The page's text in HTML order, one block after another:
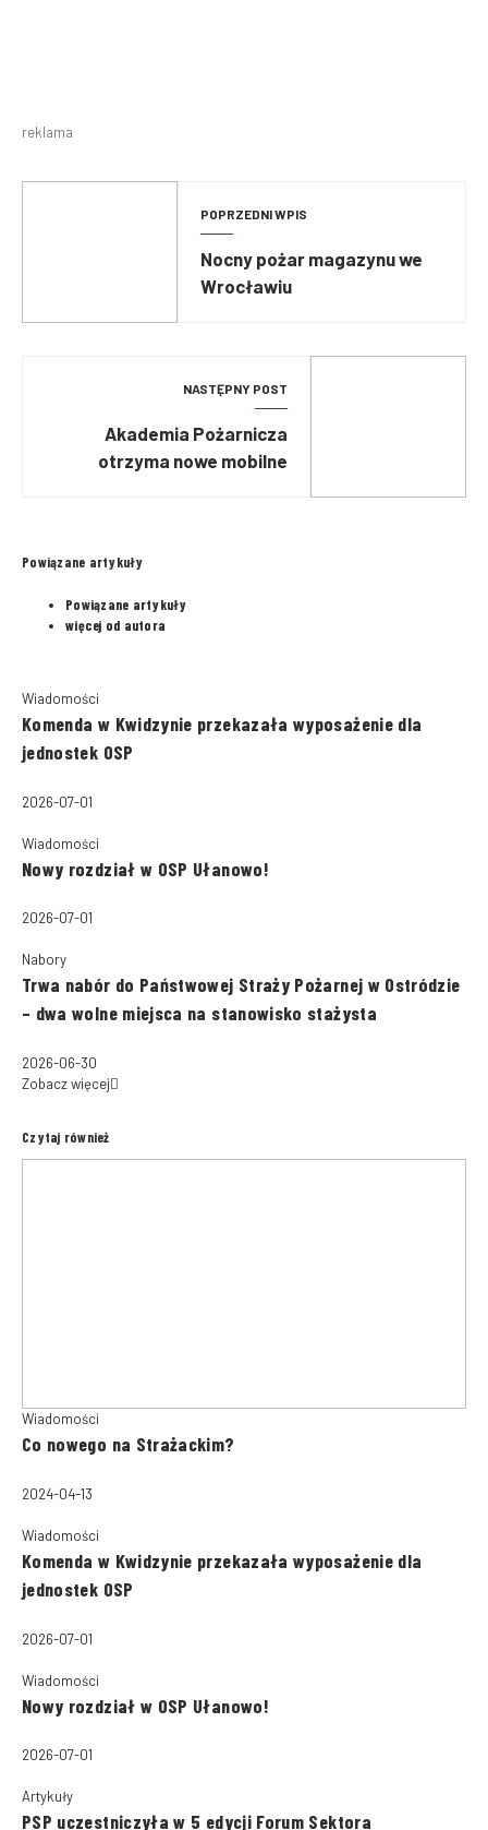
reklama
POPRZEDNI WPIS
Nocny pożar magazynu we
Wrocławiu
NASTĘPNY POST
Akademia Pożarnicza
otrzyma nowe mobilne
Powiązane artykuły
Powiązane artykuły
więcej od autora
Wiadomości
Komenda w Kwidzynie przekazała wyposażenie dla
jednostek OSP
2026-07-01
Wiadomości
Nowy rozdział w OSP Ułanowo!
2026-07-01
Nabory
Trwa nabór do Państwowej Straży Pożarnej w Ostródzie
– dwa wolne miejsca na stanowisko stażysta
2026-06-30
Zobacz więcej
Czytaj również
Wiadomości
Co nowego na Strażackim?
2024-04-13
Wiadomości
Komenda w Kwidzynie przekazała wyposażenie dla
jednostek OSP
2026-07-01
Wiadomości
Nowy rozdział w OSP Ułanowo!
2026-07-01
Artykuły
PSP uczestniczyła w 5 edycji Forum Sektora